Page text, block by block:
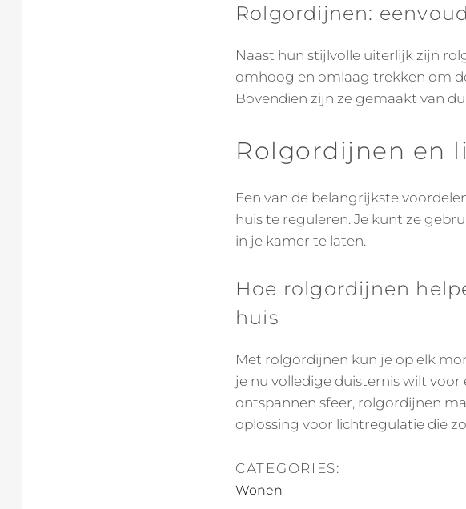
Rolgordijnen:
Naast hun stijlvolle uiterlijk zijn
omhoog en omlaag trekken om
Bovendien zijn ze gemaakt van
Rolgordijnen en
Een van de belangrijkste
huis te reguleren. Je kunt ze
in je kamer te laten.
Hoe rolgordijnen
huis
Met rolgordijnen kun je op elk
je nu volledige duisternis wilt
ontspannen sfeer, rolgordijnen
oplossing voor lichtregulatie die
CATEGORIES:
Wonen